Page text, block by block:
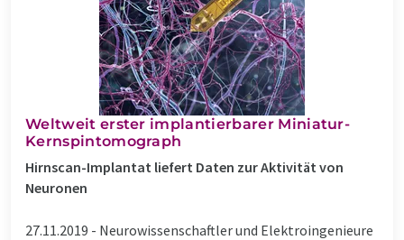
Weltweit erster implantierbarer Miniatur-
Kernspintomograph
Hirnscan-Implantat liefert Daten zur Aktivität von
Neuronen
27.11.2019 - Neurowissenschaftler und Elektroingenieure